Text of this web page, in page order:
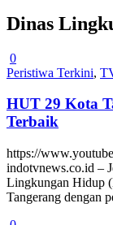
Dinas
0
Peristiwa Terkini,
HUT 29 Kota
Terbaik
https://
indotvnews.co.id –
Lingkungan Hidup
Tangerang dengan